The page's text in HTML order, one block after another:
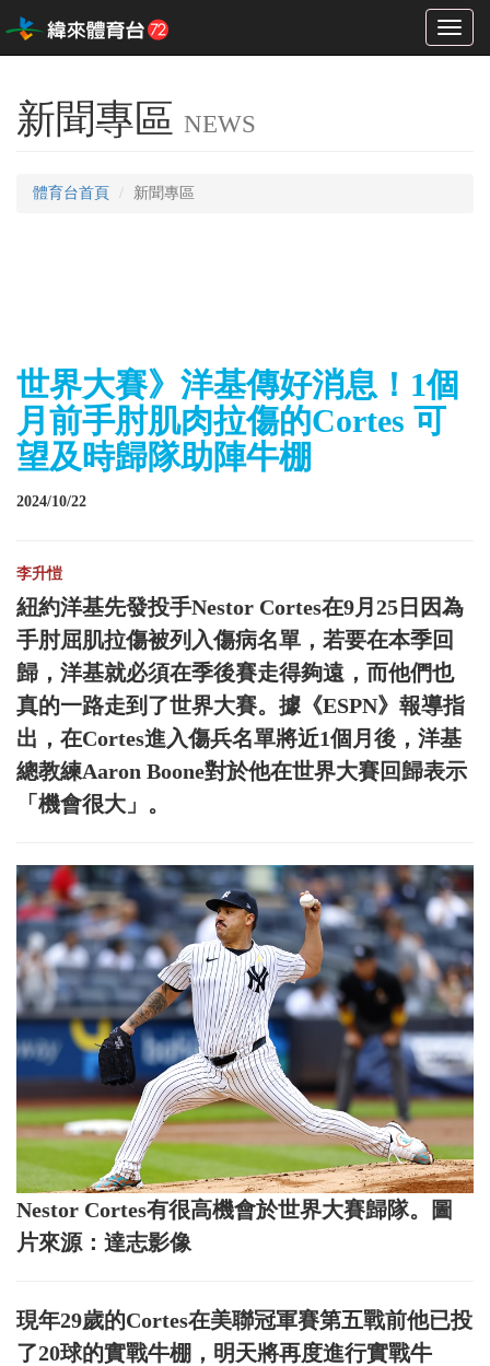
Toggle
新聞專區 NEWS
體育台首頁 新聞專區
世界大賽》洋基傳好消息！1個
月前手肘肌肉拉傷的Cortes 可
望及時歸隊助陣牛棚
2024/10/22
李升愷
紐約洋基先發投手Nestor Cortes在9月25日因為
手肘屈肌拉傷被列入傷病名單，若要在本季回
歸，洋基就必須在季後賽走得夠遠，而他們也
真的一路走到了世界大賽。據《ESPN》報導指
出，在Cortes進入傷兵名單將近1個月後，洋基
總教練Aaron Boone對於他在世界大賽回歸表示
「機會很大」。
Nestor Cortes有很高機會於世界大賽歸隊。圖
片來源：達志影像
現年29歲的Cortes在美聯冠軍賽第五戰前他已投
了20球的實戰牛棚，明天將再度進行實戰牛